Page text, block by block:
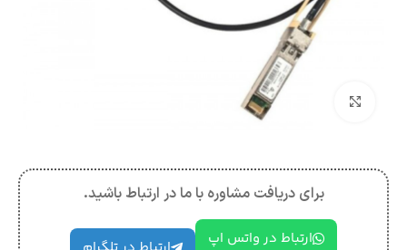
بزرگنمایی تصویر
برای دریافت مشاوره با ما در ارتباط باشید.
ارتباط در واتس اپ